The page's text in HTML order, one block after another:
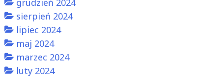
grudzień 2024
sierpień 2024
lipiec 2024
maj 2024
marzec 2024
luty 2024